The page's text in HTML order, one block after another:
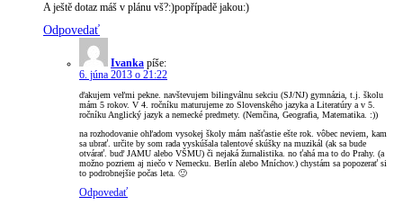
A ještě dotaz máš v plánu vš?:)popřípadě jakou:)
Odpovedať
Ivanka píše:
6. júna 2013 o 21:22
ďakujem veľmi pekne. navštevujem bilingválnu sekciu (SJ/NJ) gymnázia, t.j. školu
mám 5 rokov. V 4. ročníku maturujeme zo Slovenského jazyka a Literatúry a v 5.
ročníku Anglický jazyk a nemecké predmety. (Nemčina, Geografia, Matematika. :))
na rozhodovanie ohľadom vysokej školy mám našťastie ešte rok. vôbec neviem, kam
sa ubrať. určite by som rada vyskúšala talentové skúšky na muzikál (ak sa bude
otvárať. buď JAMU alebo VŠMU) či nejaká žurnalistika. no ťahá ma to do Prahy. (a
možno pozriem aj niečo v Nemecku. Berlín alebo Mníchov.) chystám sa popozerať si
to podrobnejšie počas leta. 🙂
Odpovedať